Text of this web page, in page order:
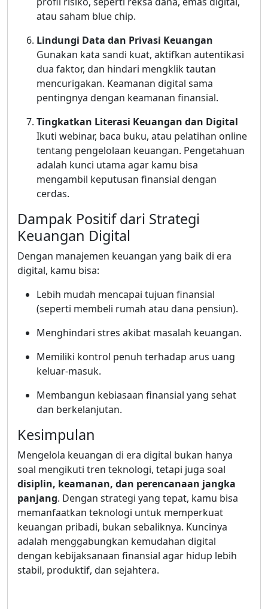
atau saham blue chip.
Lindungi Data dan Privasi Keuangan
Gunakan kata sandi kuat, aktifkan autentikasi
dua faktor, dan hindari mengklik tautan
mencurigakan. Keamanan digital sama
pentingnya dengan keamanan finansial.
Tingkatkan Literasi Keuangan dan Digital
Ikuti webinar, baca buku, atau pelatihan online
tentang pengelolaan keuangan. Pengetahuan
adalah kunci utama agar kamu bisa
mengambil keputusan finansial dengan
cerdas.
Dampak Positif dari Strategi
Keuangan Digital
Dengan manajemen keuangan yang baik di era
digital, kamu bisa:
Lebih mudah mencapai tujuan finansial
(seperti membeli rumah atau dana pensiun).
Menghindari stres akibat masalah keuangan.
Memiliki kontrol penuh terhadap arus uang
keluar-masuk.
Membangun kebiasaan finansial yang sehat
dan berkelanjutan.
Kesimpulan
Mengelola keuangan di era digital bukan hanya
soal mengikuti tren teknologi, tetapi juga soal
disiplin, keamanan, dan perencanaan jangka
panjang. Dengan strategi yang tepat, kamu bisa
memanfaatkan teknologi untuk memperkuat
keuangan pribadi, bukan sebaliknya. Kuncinya
adalah menggabungkan kemudahan digital
dengan kebijaksanaan finansial agar hidup lebih
stabil, produktif, dan sejahtera.